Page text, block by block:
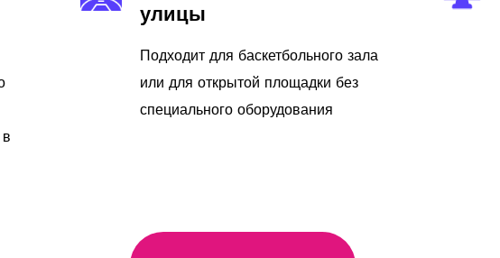
улицы
Подходит для баскетбольного зала
или для открытой площадки без
специального оборудования